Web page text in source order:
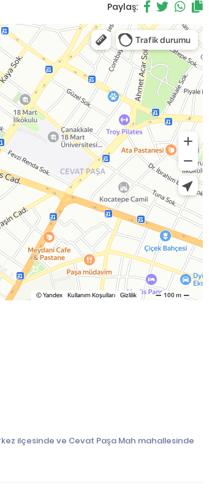
Paylaş:
ilçesinde ve Cevat Paşa Mah mahallesinde